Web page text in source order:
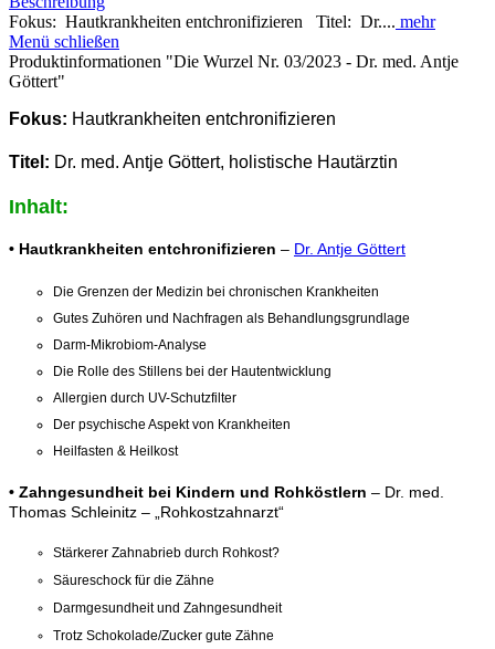
Fokus: Hautkrankheiten entchronifizieren Titel: Dr.... mehr
Menü schließen
Produktinformationen "Die Wurzel Nr. 03/2023 - Dr. med. Antje
Göttert"
Fokus: Hautkrankheiten entchronifizieren
Titel: Dr. med. Antje Göttert, holistische Hautärztin
Inhalt:
• Hautkrankheiten entchronifizieren – Dr. Antje Göttert
Die Grenzen der Medizin bei chronischen Krankheiten
Gutes Zuhören und Nachfragen als Behandlungsgrundlage
Darm-Mikrobiom-Analyse
Die Rolle des Stillens bei der Hautentwicklung
Allergien durch UV-Schutzfilter
Der psychische Aspekt von Krankheiten
Heilfasten & Heilkost
• Zahngesundheit bei Kindern und Rohköstlern – Dr. med.
Thomas Schleinitz – „Rohkostzahnarzt“
Stärkerer Zahnabrieb durch Rohkost?
Säureschock für die Zähne
Darmgesundheit und Zahngesundheit
Trotz Schokolade/Zucker gute Zähne